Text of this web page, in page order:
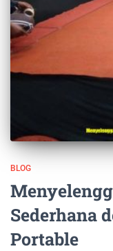
BLOG
Sederhana
Portable